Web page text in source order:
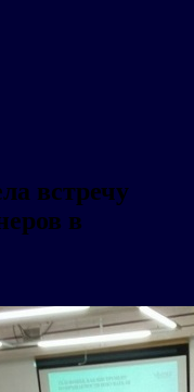
встречу
в